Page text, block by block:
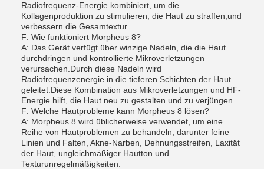
Radiofrequenz-Energie kombiniert, um die
Kollagenproduktion zu stimulieren, die Haut zu straffen,und
verbessern die Gesamtextur.
F: Wie funktioniert Morpheus 8?
A: Das Gerät verfügt über winzige Nadeln, die die Haut
durchdringen und kontrollierte Mikroverletzungen
verursachen.Durch diese Nadeln wird
Radiofrequenzenergie in die tieferen Schichten der Haut
geleitet.Diese Kombination aus Mikroverletzungen und HF-
Energie hilft, die Haut neu zu gestalten und zu verjüngen.
F: Welche Hautprobleme kann Morpheus 8 lösen?
A: Morpheus 8 wird üblicherweise verwendet, um eine
Reihe von Hautproblemen zu behandeln, darunter feine
Linien und Falten, Akne-Narben, Dehnungsstreifen, Laxität
der Haut, ungleichmäßiger Hautton und
Texturunregelmäßigkeiten.